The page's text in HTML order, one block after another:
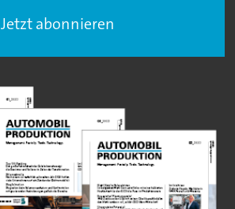
Jetzt abonnieren